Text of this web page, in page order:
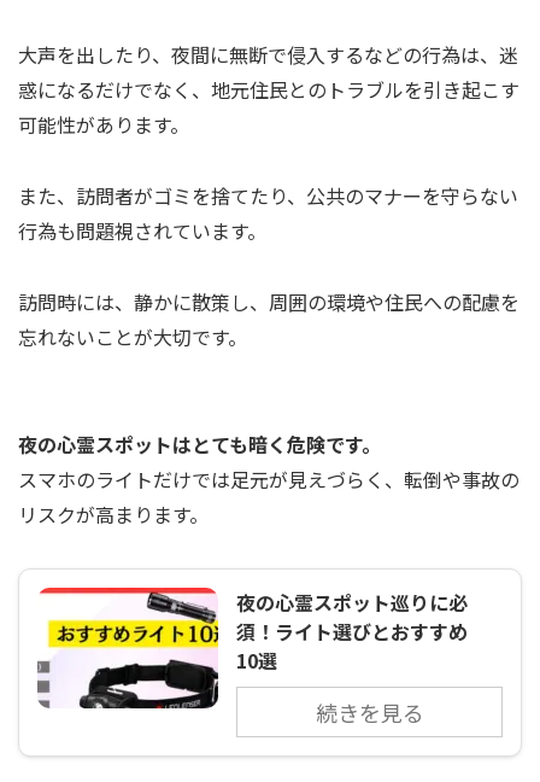
大声を出したり、夜間に無断で侵入するなどの行為は、迷
惑になるだけでなく、地元住民とのトラブルを引き起こす
可能性があります。
また、訪問者がゴミを捨てたり、公共のマナーを守らない
行為も問題視されています。
訪問時には、静かに散策し、周囲の環境や住民への配慮を
忘れないことが大切です。
夜の心霊スポットはとても暗く危険です。
スマホのライトだけでは足元が見えづらく、転倒や事故の
リスクが高まります。
夜の心霊スポット巡りに必
須！ライト選びとおすすめ
10選
続きを見る